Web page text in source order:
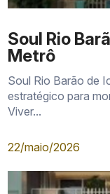
Grab and Go
Bicicletário
Soul Rio
Metrô
Soul Rio Barão de
estratégico para
Viver...
22/maio/2026